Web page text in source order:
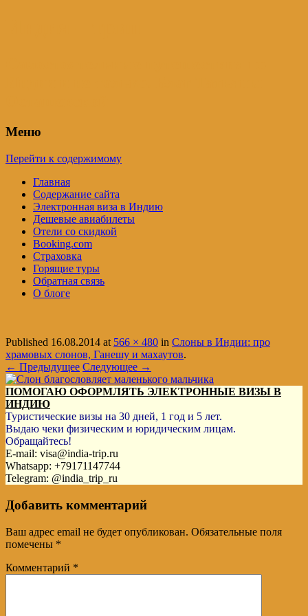
Меню
Перейти к содержимому
Главная
Содержание сайта
Электронная виза в Индию
Дешевые авиабилеты
Отели со скидкой
Booking.com
Страховка
Горящие туры
Обратная связь
О блоге
Published 16.08.2014 at 566 × 480 in Слоны в Индии: про
храмовых слонов, Ганешу и махаутов.
← Предыдущее Следующее →
ПОМОГАЮ ОФОРМЛЯТЬ ЭЛЕКТРОННЫЕ ВИЗЫ В
ИНДИЮ
Туристические визы на 30 дней, 1 год и 5 лет.
Выдаю чеки физическим и юридическим лицам.
Обращайтесь!
E-mail: visa@india-trip.ru
Whatsapp: +79171147744
Telegram: @india_trip_ru
Добавить комментарий
Ваш адрес email не будет опубликован. Обязательные поля
помечены *
Комментарий *